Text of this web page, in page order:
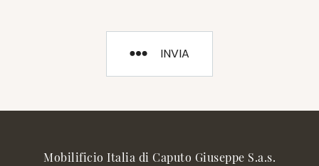
INVIA
Mobilificio Italia di Caputo Giuseppe S.a.s.